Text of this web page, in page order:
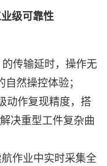
级可靠性
传输延时，操作无
然操控体验；
动作复现精度，搭
决重型工件复杂曲
作业中实时采集全